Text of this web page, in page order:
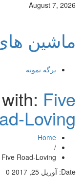
August 7, 2026
ماشین
برگه نمونه
with:Five
Loving
Home
/
Five Road-Loving
Date: آوریل 25, 2017 0